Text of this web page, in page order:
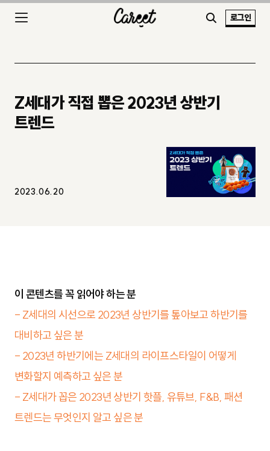
로그인
Z세대가 직접 뽑은 2023년 상반기
트렌드
2023.06.20
이 콘텐츠를 꼭 읽어야 하는 분
- Z세대의 시선으로 2023년 상반기를 톺아보고 하반기를
대비하고 싶은 분
- 2023년 하반기에는 Z세대의 라이프스타일이 어떻게
변화할지 예측하고 싶은 분
- Z세대가 꼽은 2023년 상반기 핫플, 유튜브, F&B, 패션
트렌드는 무엇인지 알고 싶은 분